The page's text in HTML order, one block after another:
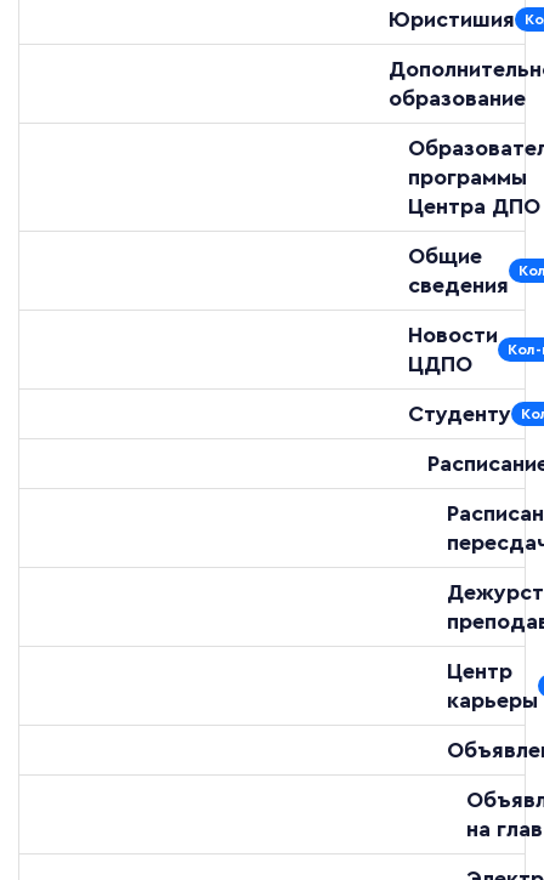
Юристишия
образование
программы
Центра ДПО
Общие
сведения
Новости
ЦДПО
Студенту
Центр
карьеры
на